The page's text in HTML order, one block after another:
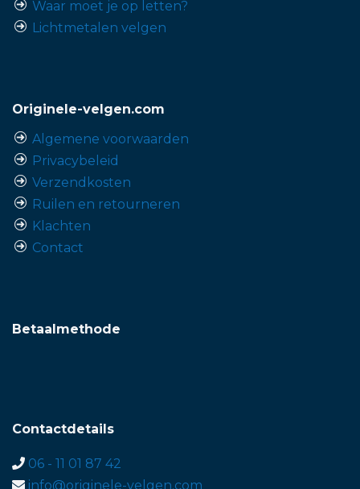
Waar moet je op letten?
Lichtmetalen velgen
Originele-velgen.com
Algemene voorwaarden
Privacybeleid
Verzendkosten
Ruilen en retourneren
Klachten
Contact
Betaalmethode
Contactdetails
06 - 11 01 87 42
info@originele-velgen.com